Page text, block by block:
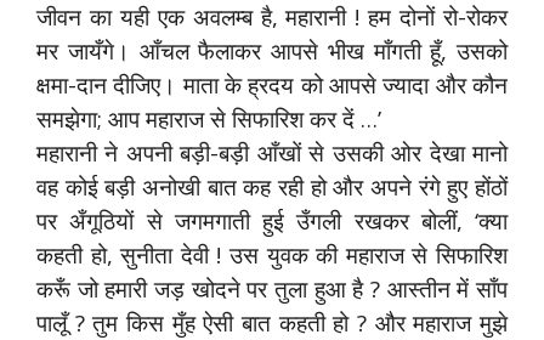
जीवन का यही एक अवलम्ब है, महारानी ! हम दोनों रो-रोकर
मर जायँगे। आँचल फैलाकर आपसे भीख माँगती हूँ, उसको
क्षमा-दान दीजिए। माता के ह्रदय को आपसे ज्यादा और कौन
समझेगा; आप महाराज से सिफारिश कर दें …’
महारानी ने अपनी बड़ी-बड़ी आँखों से उसकी ओर देखा मानो
वह कोई बड़ी अनोखी बात कह रही हो और अपने रंगे हुए होंठों
पर अँगूठियों से जगमगाती हुई उँगली रखकर बोलीं, ‘क्या
कहती हो, सुनीता देवी ! उस युवक की महाराज से सिफारिश
करूँ जो हमारी जड़ खोदने पर तुला हुआ है ? आस्तीन में साँप
पालूँ ? तुम किस मुँह ऐसी बात कहती हो ? और महाराज मुझे